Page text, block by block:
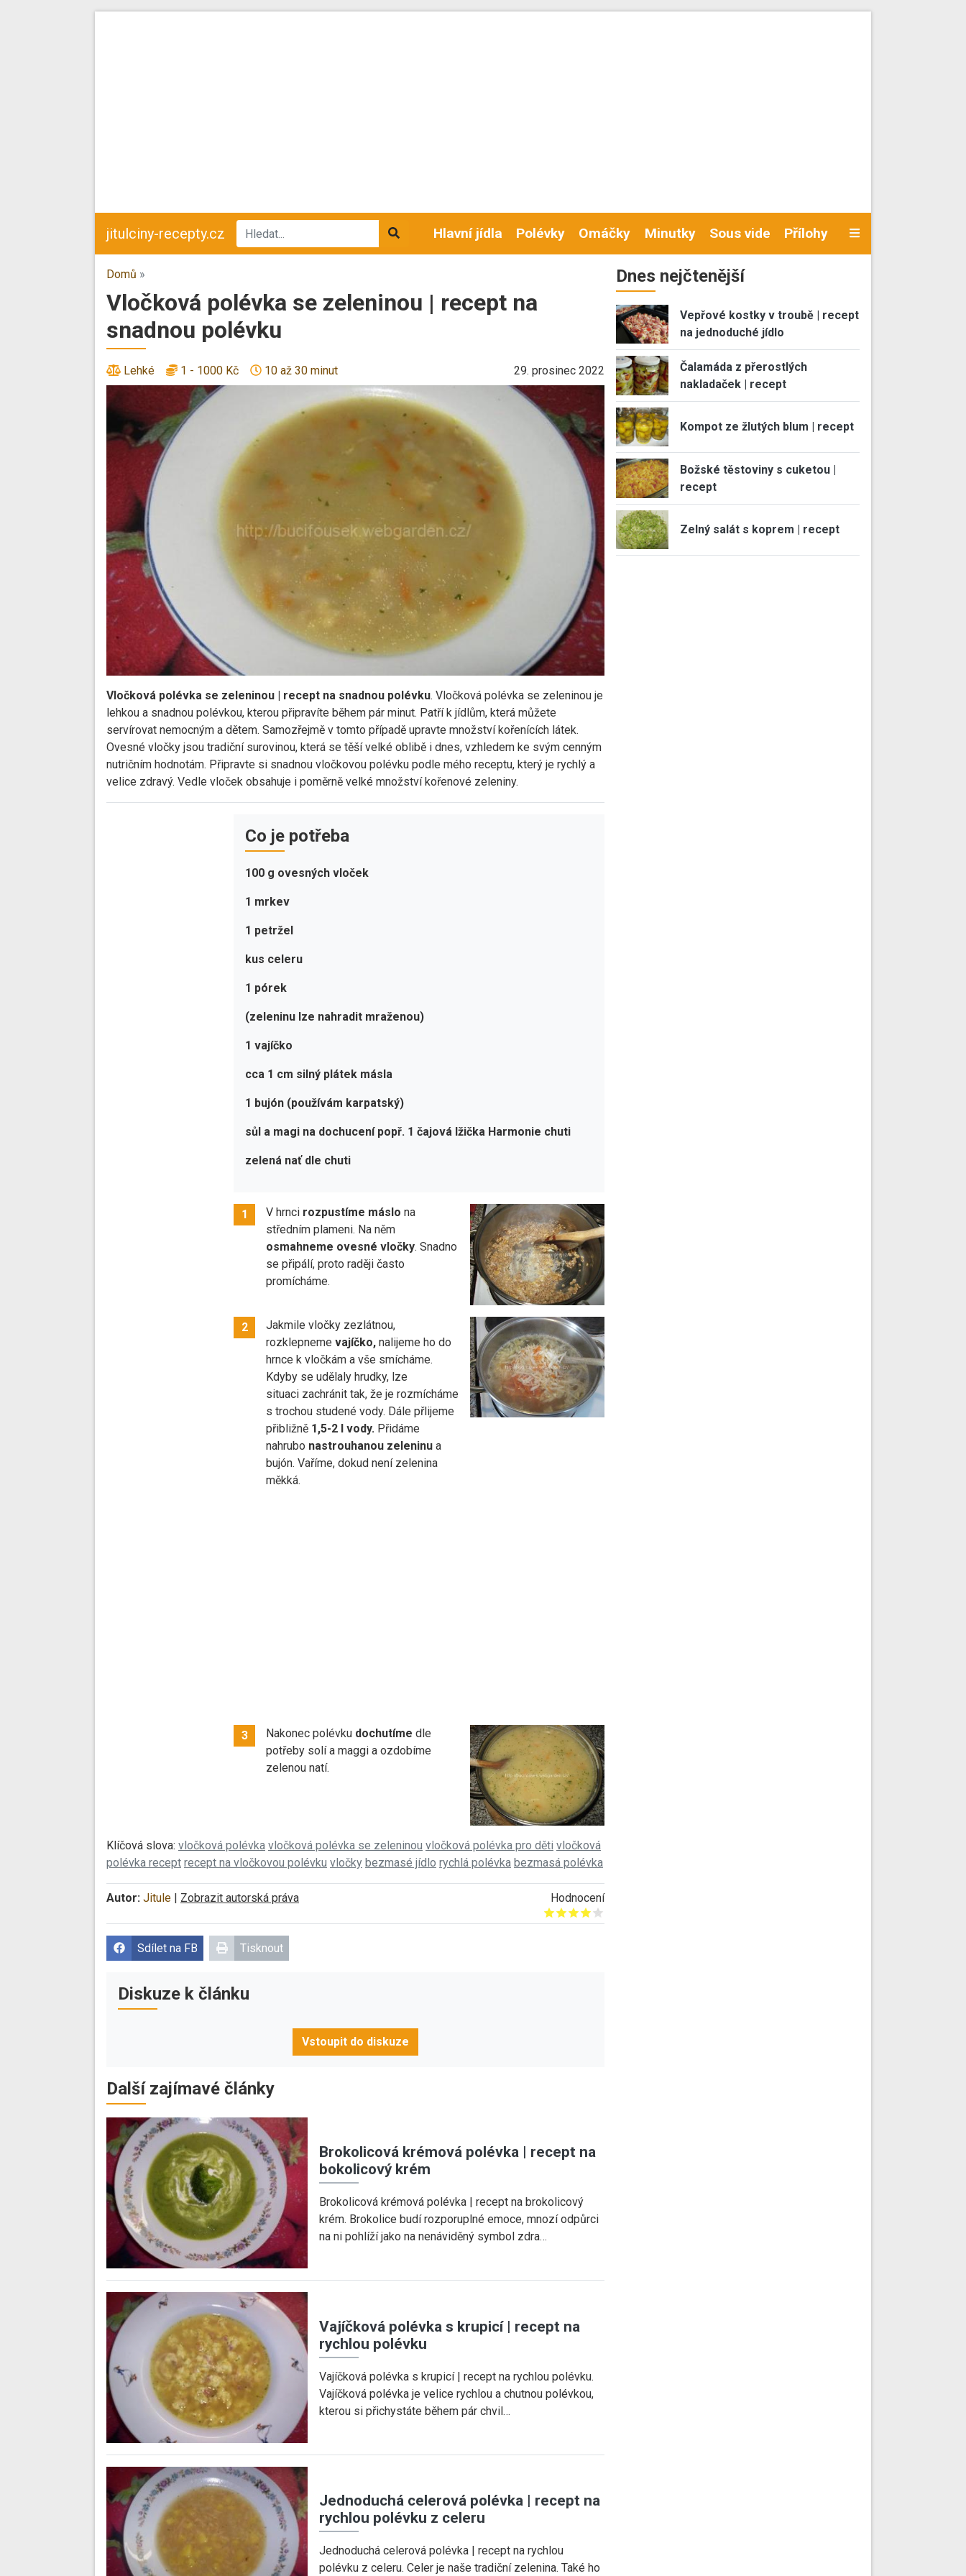
jitulciny-recepty.cz Hlavní jídla Polévky Omáčky Minutky Sous vide Přílohy
Domů »
Vločková polévka se zeleninou | recept na
snadnou polévku
Lehké 1 - 1000 Kč 10 až 30 minut 29. prosinec 2022
Vločková polévka se zeleninou | recept na snadnou polévku. Vločková polévka se zeleninou je
lehkou a snadnou polévkou, kterou připravíte během pár minut. Patří k jídlům, která můžete
servírovat nemocným a dětem. Samozřejmě v tomto případě upravte množství kořenících látek.
Ovesné vločky jsou tradiční surovinou, která se těší velké oblibě i dnes, vzhledem ke svým cenným
nutričním hodnotám. Připravte si snadnou vločkovou polévku podle mého receptu, který je rychlý a
velice zdravý. Vedle vloček obsahuje i poměrně velké množství kořenové zeleniny.
Co je potřeba
100 g ovesných vloček
1 mrkev
1 petržel
kus celeru
1 pórek
(zeleninu lze nahradit mraženou)
1 vajíčko
cca 1 cm silný plátek másla
1 bujón (používám karpatský)
sůl a magi na dochucení popř. 1 čajová lžička Harmonie chuti
zelená nať dle chuti
1 V hrnci rozpustíme máslo na
středním plameni. Na něm
osmahneme ovesné vločky. Snadno
se připálí, proto raději často
promícháme.
2
Jakmile vločky zezlátnou,
rozklepneme vajíčko,nalijeme ho do
hrnce k vločkám a vše smícháme.
Kdyby se udělaly hrudky, lze
situaci zachránit tak, že je rozmícháme
s trochou studené vody. Dále přlijeme
přibližně 1,5-2 l vody.Přidáme
nahrubo nastrouhanou zeleninu a
bujón. Vaříme, dokud není zelenina
měkká.
3 Nakonec polévku dochutíme dle
potřeby solí a maggi a ozdobíme
zelenou natí.
Klíčová slova: vločková polévka vločková polévka se zeleninou vločková polévka pro děti vločková
polévka recept recept na vločkovou polévku vločky bezmasé jídlo rychlá polévka bezmasá polévka
Autor: Jitule Zobrazit autorská práva
Hodnocení
Give it 1/5
Give it 2/5
Give it 3/5
Give it 4/5
Give it 5/5
Sdílet na FB Tisknout
Diskuze k článku
Vstoupit do diskuze
Další zajímavé články
Brokolicová krémová polévka | recept na
bokolicový krém
Brokolicová krémová polévka | recept na brokolicový
krém. Brokolice budí rozporuplné emoce, mnozí odpůrci
na ni pohlíží jako na nenáviděný symbol zdra…
Vajíčková polévka s krupicí | recept na
rychlou polévku
Vajíčková polévka s krupicí | recept na rychlou polévku.
Vajíčková polévka je velice rychlou a chutnou polévkou,
kterou si přichystáte během pár chvil…
Jednoduchá celerová polévka | recept na
rychlou polévku z celeru
Jednoduchá celerová polévka | recept na rychlou
polévku z celeru. Celer je naše tradiční zelenina. Také ho
Dnes nejčtenější
Vepřové kostky v troubě | recept
na jednoduché jídlo
Čalamáda z přerostlých
nakladaček | recept
Kompot ze žlutých blum | recept
Božské těstoviny s cuketou |
recept
Zelný salát s koprem | recept